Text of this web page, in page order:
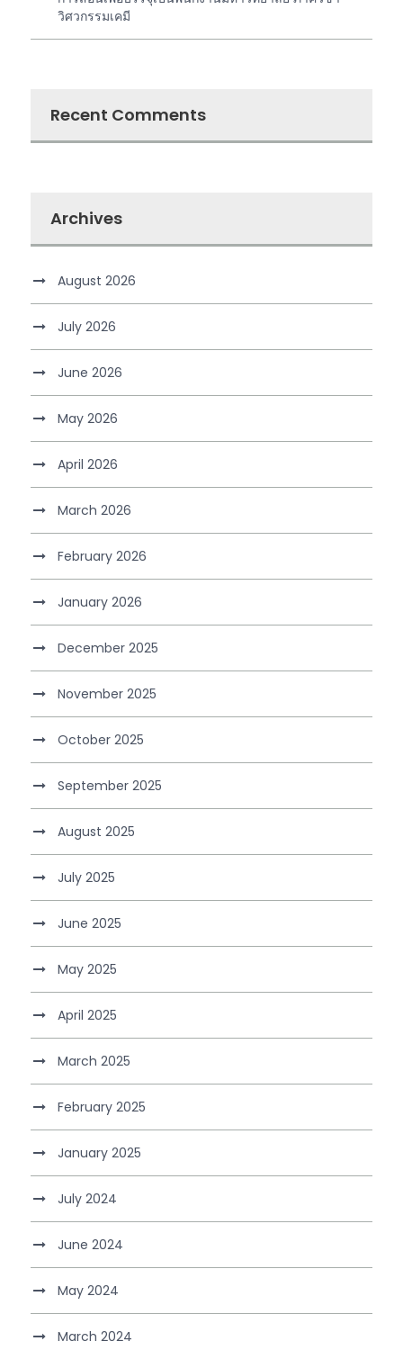
วิศวกรรมเคมี
Recent Comments
Archives
August 2026
July 2026
June 2026
May 2026
April 2026
March 2026
February 2026
January 2026
December 2025
November 2025
October 2025
September 2025
August 2025
July 2025
June 2025
May 2025
April 2025
March 2025
February 2025
January 2025
July 2024
June 2024
May 2024
March 2024